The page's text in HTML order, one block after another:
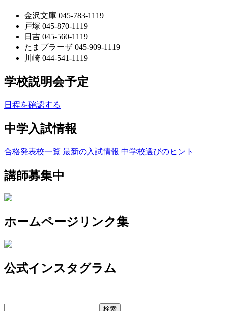
金沢文庫 045-783-1119
戸塚 045-870-1119
日吉 045-560-1119
たまプラーザ 045-909-1119
川崎 044-541-1119
学校説明会予定
日程を確認する
中学入試情報
合格発表校一覧 最新の入試情報 中学校選びのヒント
講師募集中
ホームページリンク集
公式インスタグラム